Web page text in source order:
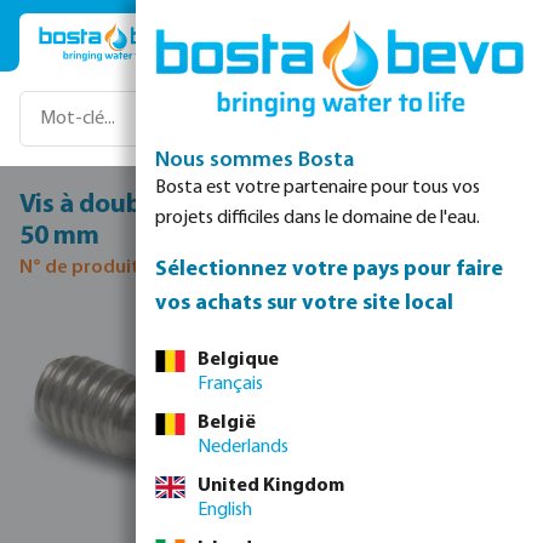
Passer au contenu principal
Vis à double filetage acier inoxydable M8
50 mm
N° de produit 0080280
Nous sommes Bosta
Bosta est votre partenaire pour tous vos
projets difficiles dans le domaine de l'eau.
Sélectionnez votre pays pour faire
vos achats sur votre site local
Belgique
Français
België
Nederlands
United Kingdom
English